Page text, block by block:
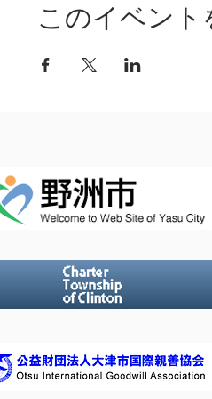
このイベント